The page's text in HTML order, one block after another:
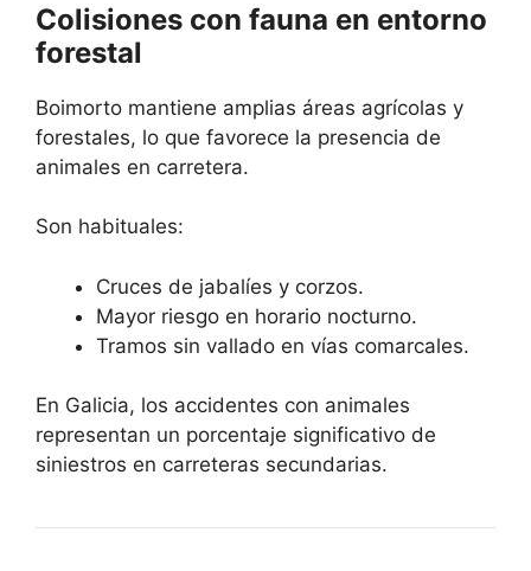
Colisiones con fauna en entorno
forestal
Boimorto mantiene amplias áreas agrícolas y
forestales, lo que favorece la presencia de
animales en carretera.
Son habituales:
Cruces de jabalíes y corzos.
Mayor riesgo en horario nocturno.
Tramos sin vallado en vías comarcales.
En Galicia, los accidentes con animales
representan un porcentaje significativo de
siniestros en carreteras secundarias.